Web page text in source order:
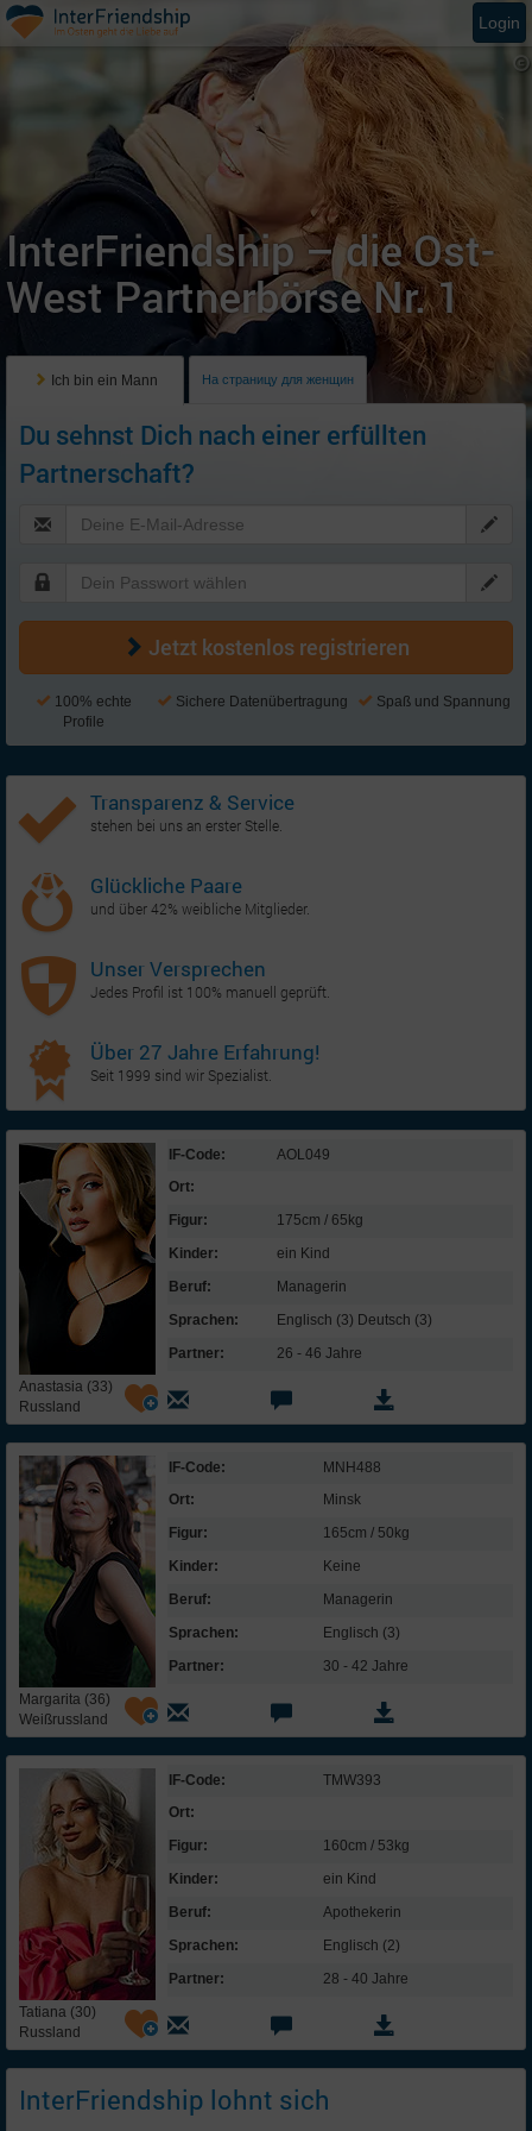
InterFriendship – die Ost-
West Partnerbörse Nr. 1
Ich bin ein Mann На страницу для женщин
Du sehnst Dich nach einer erfüllten
Partnerschaft?
Jetzt kostenlos registrieren
100% echte
Profile
Sichere Datenübertragung Spaß und Spannung
Transparenz & Service
stehen bei uns an erster Stelle.
Glückliche Paare
und über 42% weibliche Mitglieder.
Unser Versprechen
Jedes Profil ist 100% manuell geprüft.
Über 27 Jahre Erfahrung!
Seit 1999 sind wir Spezialist.
Anastasia (33)
Russland
IF-Code:
AOL049
Ort:
Figur:
175cm / 65kg
Kinder:
ein Kind
Beruf:
Managerin
Sprachen:
Englisch (3) Deutsch (3)
Partner:
26 - 46 Jahre
Margarita (36)
Weißrussland
IF-Code:
MNH488
Ort:
Minsk
Figur:
165cm / 50kg
Kinder:
Keine
Beruf:
Managerin
Sprachen:
Englisch (3)
Partner:
30 - 42 Jahre
Tatiana (30)
Russland
IF-Code:
TMW393
Ort:
Figur:
160cm / 53kg
Kinder:
ein Kind
Beruf:
Apothekerin
Sprachen:
Englisch (2)
Partner:
28 - 40 Jahre
InterFriendship lohnt sich
Login